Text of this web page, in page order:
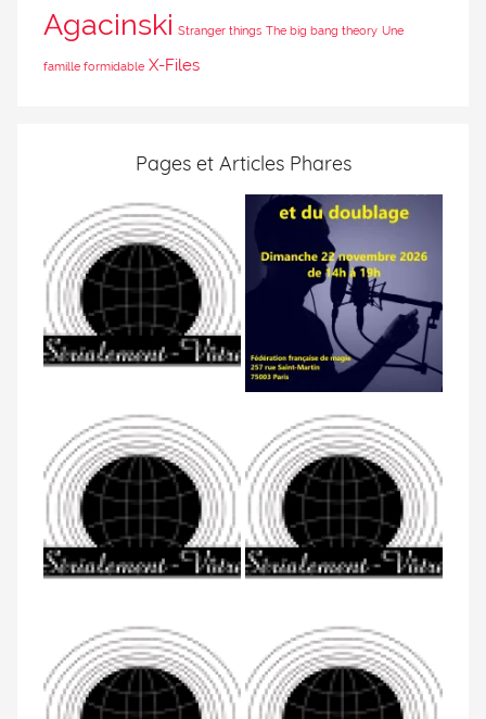
Agacinski Stranger things The big bang theory Une
famille formidable X-Files
Pages et Articles Phares